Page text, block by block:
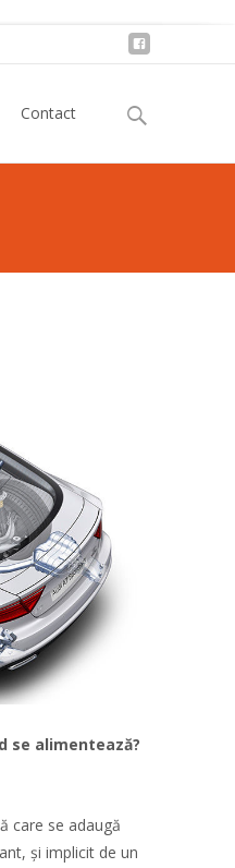
Contact Buscar:
se alimentează?
care se adaugă
și implicit de un